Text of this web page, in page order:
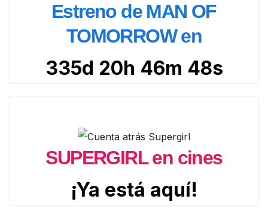
Estreno de MAN OF
TOMORROW en
335d 20h 46m 46s
SUPERGIRL en cines
¡Ya está aquí!